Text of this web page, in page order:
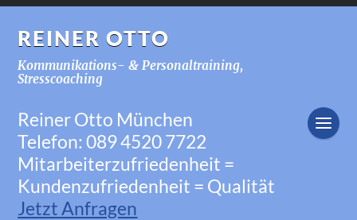
REINER OTTO
Kommunikations- & Personaltraining,
Stresscoaching
Reiner Otto München
Telefon: 089 4520 7722
Mitarbeiterzufriedenheit =
Kundenzufriedenheit = Qualität
Jetzt Anfragen